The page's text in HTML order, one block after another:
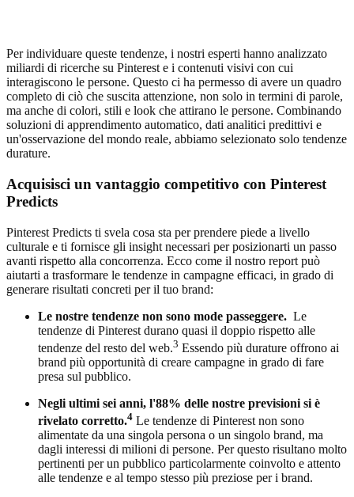
Per individuare queste tendenze, i nostri esperti hanno analizzato
miliardi di ricerche su Pinterest e i contenuti visivi con cui
interagiscono le persone. Questo ci ha permesso di avere un quadro
completo di ciò che suscita attenzione, non solo in termini di parole,
ma anche di colori, stili e look che attirano le persone. Combinando
soluzioni di apprendimento automatico, dati analitici predittivi e
un'osservazione del mondo reale, abbiamo selezionato solo tendenze
durature.
Acquisisci un vantaggio competitivo con Pinterest
Predicts
Pinterest Predicts ti svela cosa sta per prendere piede a livello
culturale e ti fornisce gli insight necessari per posizionarti un passo
avanti rispetto alla concorrenza. Ecco come il nostro report può
aiutarti a trasformare le tendenze in campagne efficaci, in grado di
generare risultati concreti per il tuo brand:
Le nostre tendenze non sono mode passeggere. Le
tendenze di Pinterest durano quasi il doppio rispetto alle
tendenze del resto del web.3 Essendo più durature offrono ai
brand più opportunità di creare campagne in grado di fare
presa sul pubblico.
Negli ultimi sei anni, l'88% delle nostre previsioni si è
rivelato corretto.4 Le tendenze di Pinterest non sono
alimentate da una singola persona o un singolo brand, ma
dagli interessi di milioni di persone. Per questo risultano molto
pertinenti per un pubblico particolarmente coinvolto e attento
alle tendenze e al tempo stesso più preziose per i brand.